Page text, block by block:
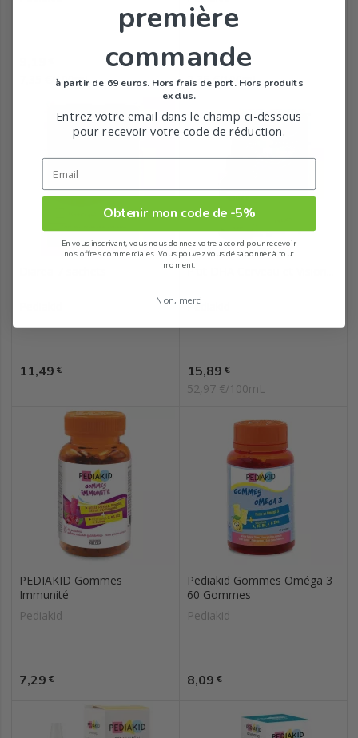
7,35 €/100mL
Prix
9,19€
7,35 €/100mL
Prix
11,49 €
P'tit DHA Cerveau et Vision...
Pediakid
Prix
15,89 €
52,97 €/100mL
PEDIAKID Gommes
Immunité
Pediakid
Prix
7,29 €
Pediakid Gommes Oméga 3
60 Gommes
Pediakid
Prix
8,09 €
première
commande
à partir de 69 euros. Hors frais de port. Hors produits
exclus.
Entrez votre email dans le champ ci-dessous
pour recevoir votre code de réduction.
Obtenir mon code de -5%
En vous inscrivant, vous nous donnez votre accord pour recevoir
nos offres commerciales. Vous pouvez vous désabonner à tout
moment.
Non, merci